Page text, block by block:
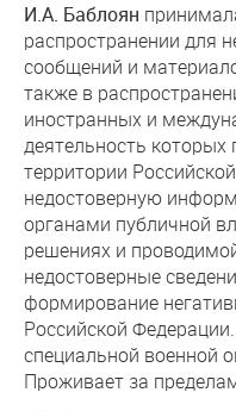
И.А. Баблоян
распространении для
сообщений и
также в
иностранных и
деятельность
территории
недостоверную
органами публичной
решениях и
недостоверные
формирование
Российской
специальной военной
Проживает за